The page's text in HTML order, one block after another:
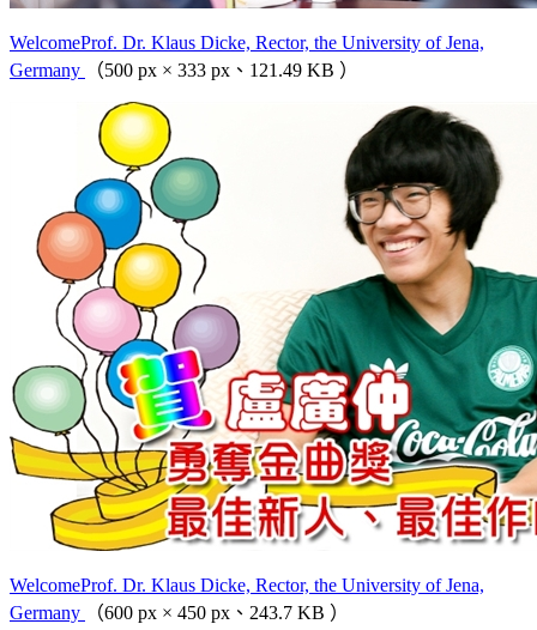
WelcomeProf. Dr. Klaus Dicke, Rector, the University of Jena,
Germany
（500 px × 333 px、121.49 KB ）
WelcomeProf. Dr. Klaus Dicke, Rector, the University of Jena,
Germany
（600 px × 450 px、243.7 KB ）